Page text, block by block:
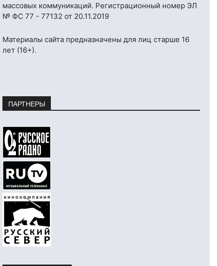
массовых коммуникаций. Регистрационный номер ЭЛ
№ ФС 77 - 77132 от 20.11.2019
Материалы сайта предназначены для лиц старше 16
лет (16+).
ПАРТНЕРЫ